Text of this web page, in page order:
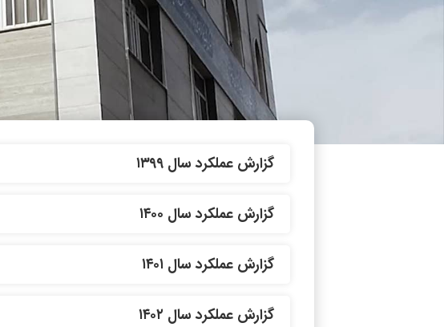
گزارش عملکرد سال ۱۳۹۹
گزارش عملکرد سال ۱۴۰۰
گزارش عملکرد سال ۱۴۰۱
گزارش عملکرد سال ۱۴۰۲